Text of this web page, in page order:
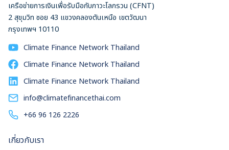
ก่อนหน้า ซึ่งอยู่ที่ 19.8 ล้านลูกบาศก์เมตร ตัวเลขดังกล่าวทำให้
ประเทศไทยขยับขึ้นจากอันดับ 11 สู่อันดับ 8 ของผู้นำเข้าแอลเอ็น
จีทั่วโลก โดยอัตราการเติบโตอยู่ที่ร้อยละ 25 เมื่อเทียบกับช่วงปี
พ.ศ. 2565 สวนทางกับประเทศอื่น ๆ ในเอเชียที่ต่างลดการนำเข้า
ขัดแย้งระหว่างรัสเซียและยูเครนช่วงปี พ.ศ. 2565 ตัวแปรหลักที่
ทำให้ตัวเลขการนำเข้าแอลเอ็นจีของไทยเพิ่มขึ้นอย่างก้าวกระโดด
หรือราว 1.27 เท่าตัวเมื่อเทียบกับปี พ.ศ. 2562 คือการพึ่งพา
องค์การพลังงานระหว่างประเทศ (International Energy
พ.ศ. 2564 พึ่งพาก๊าซธรรมชาติคิดเป็นสัดส่วนสูงถึงร้อยละ 62.2
เครือข่ายการเงินเพื่อรับมือกับภาวะโลกรวน (CFNT)
2 สุขุมวิท ซอย 43 แขวงคลองตันเหนือ เขตวัฒนา
กรุงเทพฯ 10110
Climate Finance Network Thailand
Climate Finance Network Thailand
Climate Finance Network Thailand
info@climatefinancethai.com
+66 96 126 2226
เกี่ยวกับเรา